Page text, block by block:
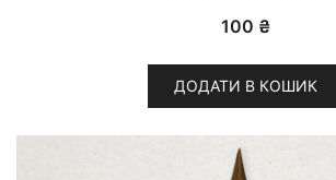
100 ₴
ДОДАТИ В КОШИК